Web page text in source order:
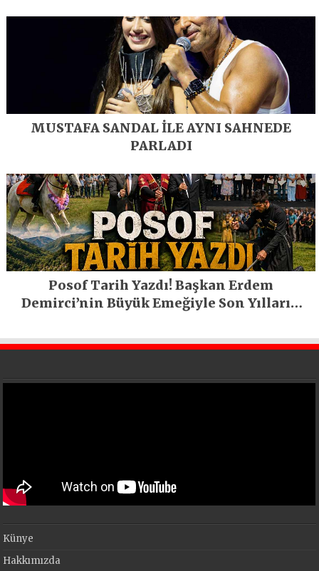
MUSTAFA SANDAL İLE AYNI SAHNEDE
PARLADI
Posof Tarih Yazdı! Başkan Erdem
Demirci’nin Büyük Emeğiyle Son Yılların
Künye
Hakkımızda